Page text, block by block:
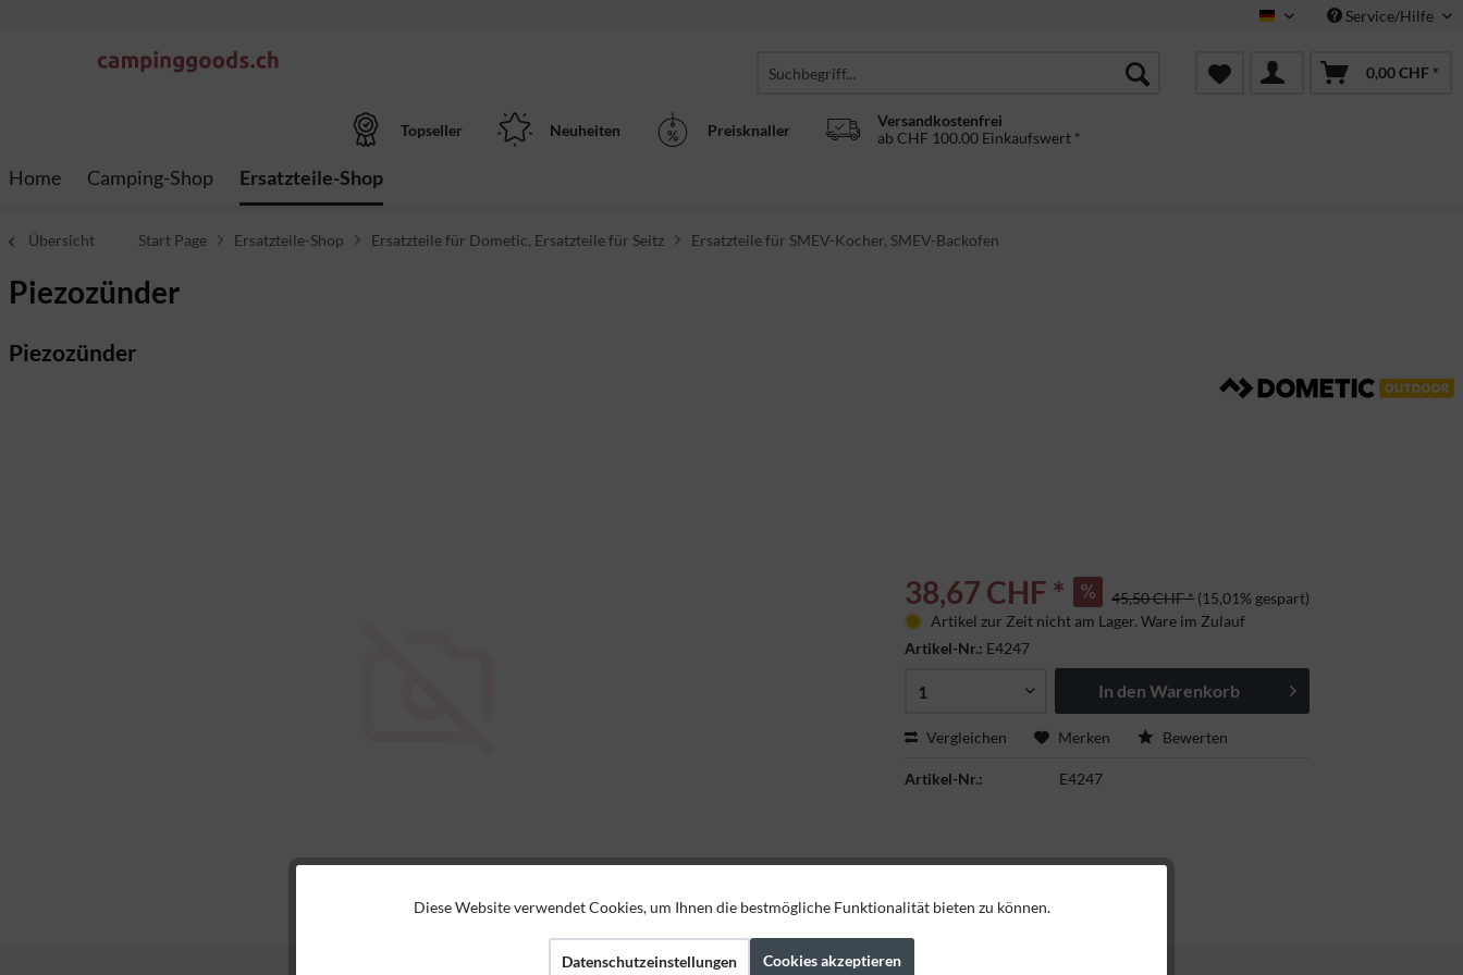
Deutsch Service/Hilfe
0,00 CHF *
Topseller Neuheiten Preisknaller
Versandkostenfrei
ab CHF 100.00 Einkaufswert *
Home Camping-Shop Ersatzteile-Shop
Übersicht Start Page Ersatzteile-Shop Ersatzteile für Dometic, Ersatzteile für Seitz Ersatzteile für SMEV-Kocher, SMEV-Backofen
Piezozünder
Piezozünder
38,67 CHF * 45,50 CHF * (15,01% gespart)
Artikel zur Zeit nicht am Lager. Ware im Zulauf
Artikel-Nr.: E4247
In den Warenkorb
Vergleichen Merken Bewerten
Artikel-Nr.: E4247
Aktiv
Diese Website verwendet Cookies, um Ihnen die bestmögliche Funktionalität bieten zu können.
Datenschutzeinstellungen Cookies akzeptieren